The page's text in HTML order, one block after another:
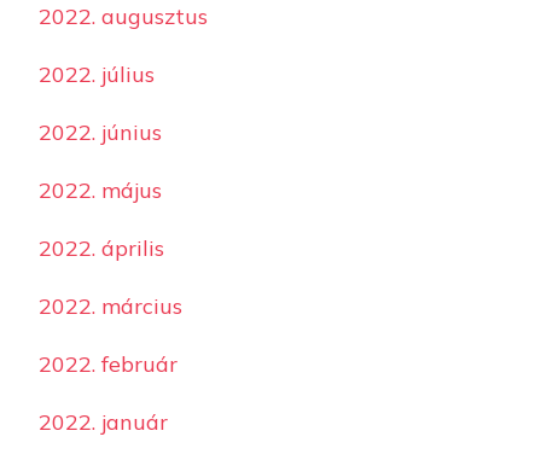
2022. augusztus
2022. július
2022. június
2022. május
2022. április
2022. március
2022. február
2022. január